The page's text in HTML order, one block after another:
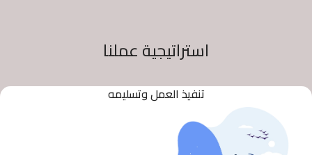
استراتيجية عملنا
تنفيذ العمل وتسليمه